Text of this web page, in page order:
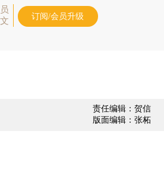
订阅/会员升级
责任编辑：贺信
版面编辑：张柘